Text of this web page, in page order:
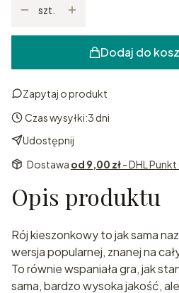
szt.
Dodaj do
Zapytaj o produkt
Czas wysyłki:3 dni
Udostępnij
Dostawa od 9,00 zł- DHL
Opis produktu
Rój kieszonkowy to jak sama
wersja popularnej, znanej na
To równie wspaniała gra, jak
sama, bardzo wysoka jakość,